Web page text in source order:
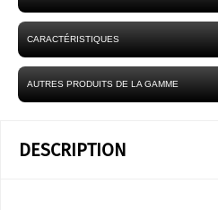
CARACTÉRISTIQUES
AUTRES PRODUITS DE LA GAMME
DESCRIPTION